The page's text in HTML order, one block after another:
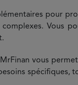
pour
Vous
vous
spécifiques,